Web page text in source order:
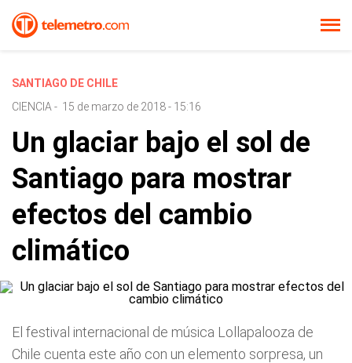
SANTIAGO DE CHILE
CIENCIA - 15 de marzo de 2018 - 15:16
Un glaciar bajo el sol de
Santiago para mostrar
efectos del cambio
climático
El festival internacional de música Lollapalooza de
Chile cuenta este año con un elemento sorpresa, un